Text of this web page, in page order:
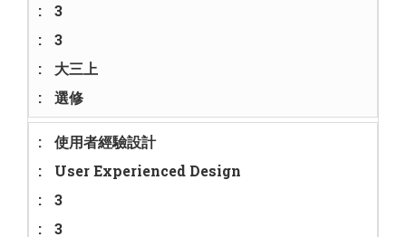
3
3
大三上
選修
使用者經驗設計
User Experienced Design
3
3